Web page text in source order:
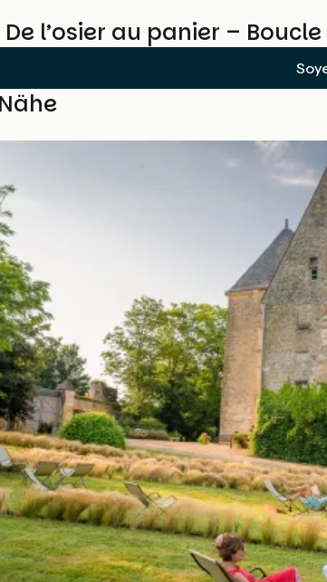
De l’osier au panier –